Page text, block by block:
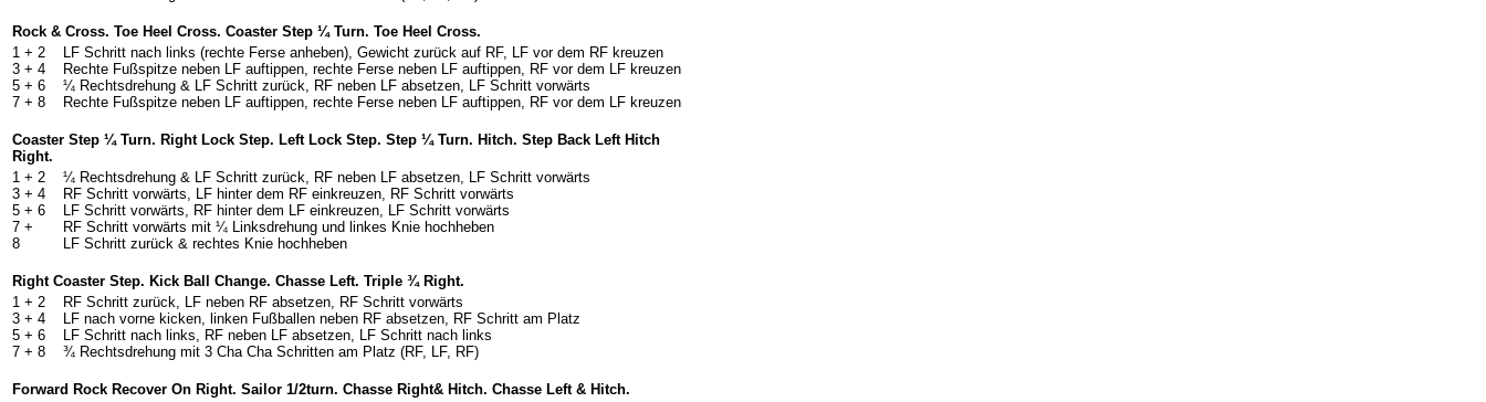
Rock & Cross. Toe Heel Cross. Coaster Step ¼ Turn. Toe Heel Cross.
1 + 2
3 + 4
5 + 6
7 + 8
LF Schritt nach links (rechte Ferse anheben), Gewicht zurück auf RF, LF vor dem RF kreuzen
Rechte Fußspitze neben LF auftippen, rechte Ferse neben LF auftippen, RF vor dem LF kreuzen
¼ Rechtsdrehung & LF Schritt zurück, RF neben LF absetzen, LF Schritt vorwärts
Rechte Fußspitze neben LF auftippen, rechte Ferse neben LF auftippen, RF vor dem LF kreuzen
Coaster Step ¼ Turn. Right Lock Step. Left Lock Step. Step ¼ Turn. Hitch. Step Back Left Hitch
Right.
1 + 2
3 + 4
5 + 6
7 +
8
¼ Rechtsdrehung & LF Schritt zurück, RF neben LF absetzen, LF Schritt vorwärts
RF Schritt vorwärts, LF hinter dem RF einkreuzen, RF Schritt vorwärts
LF Schritt vorwärts, RF hinter dem LF einkreuzen, LF Schritt vorwärts
RF Schritt vorwärts mit ¼ Linksdrehung und linkes Knie hochheben
LF Schritt zurück & rechtes Knie hochheben
Right Coaster Step. Kick Ball Change. Chasse Left. Triple ¾ Right.
1 + 2
3 + 4
5 + 6
7 + 8
RF Schritt zurück, LF neben RF absetzen, RF Schritt vorwärts
LF nach vorne kicken, linken Fußballen neben RF absetzen, RF Schritt am Platz
LF Schritt nach links, RF neben LF absetzen, LF Schritt nach links
¾ Rechtsdrehung mit 3 Cha Cha Schritten am Platz (RF, LF, RF)
Forward Rock Recover On Right. Sailor 1/2turn. Chasse Right& Hitch. Chasse Left & Hitch.